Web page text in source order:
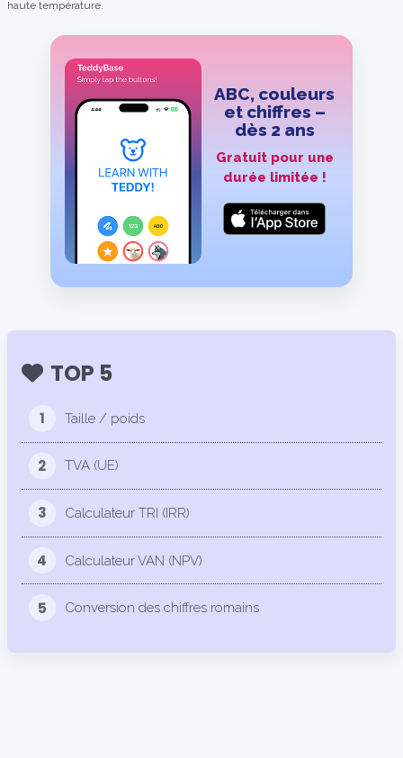
haute température.
ABC, couleurs
et chiffres –
dès 2 ans
Gratuit pour une
durée limitée !
TOP 5
1 Taille / poids
2 TVA (UE)
3 Calculateur TRI (IRR)
4 Calculateur VAN (NPV)
5 Conversion des chiffres romains